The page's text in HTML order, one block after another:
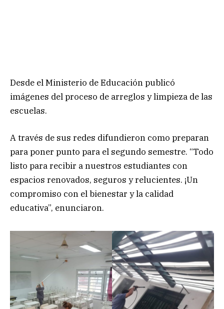
Desde el Ministerio de Educación publicó
imágenes del proceso de arreglos y limpieza de las
escuelas.
A través de sus redes difundieron como preparan
para poner punto para el segundo semestre. “Todo
listo para recibir a nuestros estudiantes con
espacios renovados, seguros y relucientes. ¡Un
compromiso con el bienestar y la calidad
educativa”, enunciaron.